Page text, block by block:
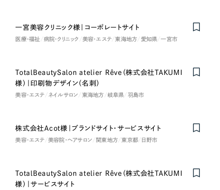
Webサイト制作
ブランドサイト制作
ECサイト（オンラインショップ） （43件）
キャンペーン・プロモーションサイト
ブランディング（ロゴ・印刷物） （90件）
オプションサービス
Outsourcing
ポータルサイト・メディアサイト
キャンペーン・プロモーション
サイト
ブランディング（ロゴ・印刷物）
業種
一宮美容クリニック様｜コーポレートサイト
医療・福祉 病院・クリニック 美容・エステ 東海地方 愛知県 一宮市
TotalBeautySalon atelier Rêve（株式会社TAKUMI
様）｜印刷物デザイン（名刺）
美容・エステ ネイルサロン 東海地方 岐阜県 羽島市
株式会社Acot様｜ブランドサイト・サービスサイト
美容・エステ 美容院・ヘアサロン 関東地方 東京都 日野市
TotalBeautySalon atelier Rêve（株式会社TAKUMI
様）｜サービスサイト